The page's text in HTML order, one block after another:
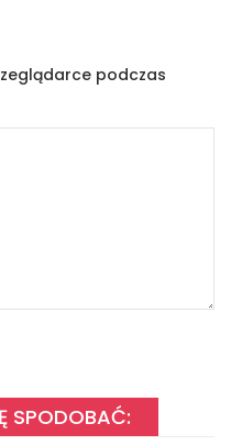
podczas
SPODOBAĆ: